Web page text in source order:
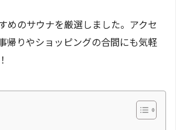
めのサウナを厳選しました。アクセ
帰りやショッピングの合間にも気軽